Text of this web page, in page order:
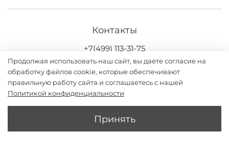
Контакты
+7(499) 113-31-75
Darsi.studio - бренд женской одежды с дизайном и
производством в России. ИП Григорьев Илья Владимирович
2026
Продолжая использовать наш сайт, вы даете согласие на
обработку файлов cookie, которые обеспечивают
правильную работу сайта и соглашаетесь с нашей
Политикой конфиденциальности
Принять